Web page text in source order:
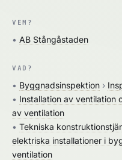
VEM?
• AB Stångåstaden
VAD?
• Byggnadsinspektion ›
• Installation av ventilation
av ventilation
• Tekniska
elektriska installationer i
ventilation